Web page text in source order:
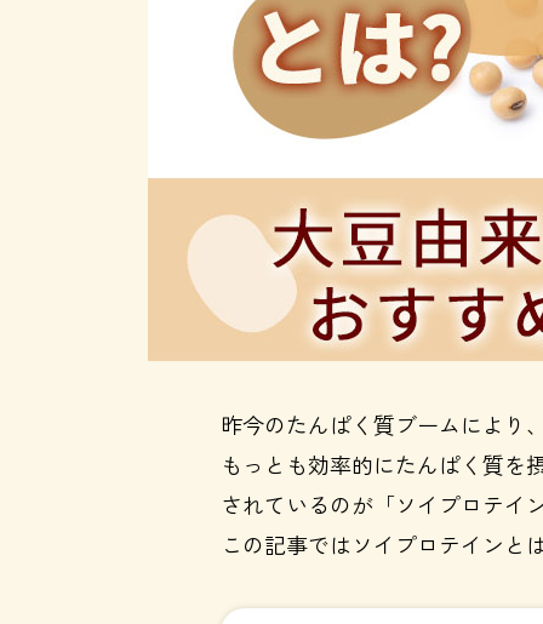
昨今のたんぱく質ブームにより
もっとも効率的にたんぱく質を
されているのが「ソイプロテイ
この記事ではソイプロテインと